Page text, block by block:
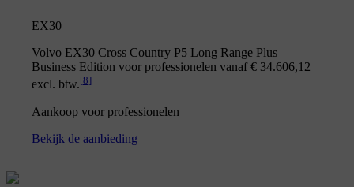
EX30
Volvo EX30 Cross Country P5 Long Range Plus
Business Edition voor professionelen vanaf € 34.606,12
excl. btw.[8]
Aankoop voor professionelen
Bekijk de aanbieding